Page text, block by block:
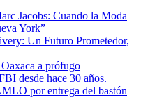
Jacobs: Cuando la Moda
York”
Un Futuro Prometedor,
a prófugo
desde hace 30 años.
por entrega del bastón